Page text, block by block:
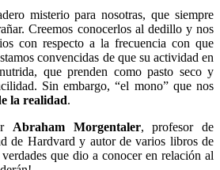
misterio para nosotras, que siempre
Creemos conocerlos al dedillo y nos
con respecto a la frecuencia con que
convencidas de que su actividad en
que prenden como pasto seco y
Sin embargo, “el mono” que nos
la realidad.
Abraham Morgentaler, profesor de
de Hardvard y autor de varios libros de
que dio a conocer en relación al